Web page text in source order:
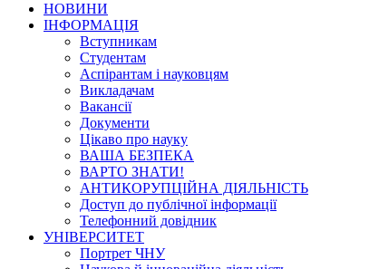
НОВИНИ
ІНФОРМАЦІЯ
Вступникам
Студентам
Аспірантам і науковцям
Викладачам
Вакансії
Документи
Цікаво про науку
ВАША БЕЗПЕКА
ВАРТО ЗНАТИ!
АНТИКОРУПЦІЙНА ДІЯЛЬНІСТЬ
Доступ до публічної інформації
Телефонний довідник
УНІВЕРСИТЕТ
Портрет ЧНУ